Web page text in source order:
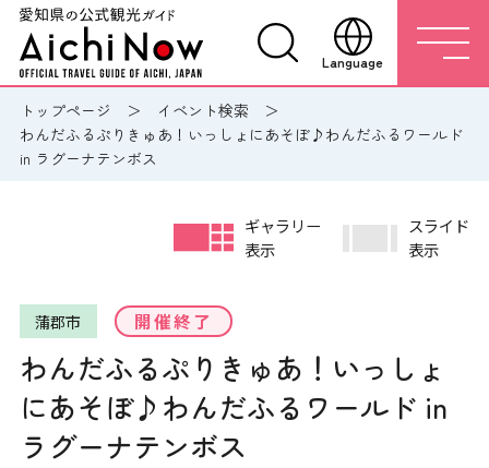
Language
トップページ
イベント検索
わんだふるぷりきゅあ！いっしょにあそぼ♪わんだふるワールド
in ラグーナテンボス
蒲郡市 開催終了
わんだふるぷりきゅあ！いっしょ
にあそぼ♪わんだふるワールド in
ラグーナテンボス
ギャラリー
表示
スライド
表示